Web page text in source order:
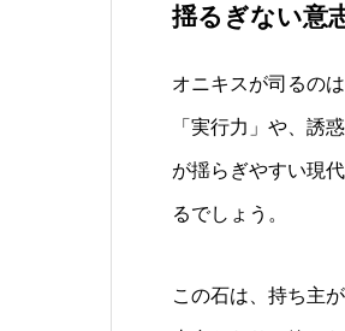
揺るぎない意
オニキスが司るの
「実行力」や、誘
が揺らぎやすい現
るでしょう。
この石は、持ち主